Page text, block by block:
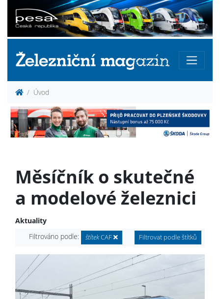
Úvod
Měsíčník o skutečné
a modelové železnici
Aktuality
Filtrováno podle:
štítekCAF Filtrovat podle štítků